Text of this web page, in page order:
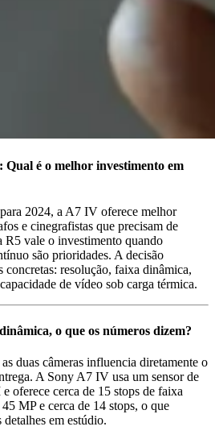
é o melhor investimento em
2024, a A7 IV oferece melhor
e cinegrafistas que precisam de
R5 vale o investimento quando
são prioridades. A decisão
concretas: resolução, faixa dinâmica,
de vídeo sob carga térmica.
o que os números dizem?
duas câmeras influencia diretamente o
A Sony A7 IV usa um sensor de
oferece cerca de 15 stops de faixa
MP e cerca de 14 stops, o que
em estúdio.